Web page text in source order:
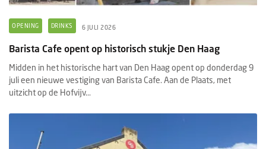
OPENING DRINKS 6 JULI 2026
Barista Cafe opent op historisch stukje Den Haag
Midden in het historische hart van Den Haag opent op donderdag 9
juli een nieuwe vestiging van Barista Cafe. Aan de Plaats, met
uitzicht op de Hofvijv...